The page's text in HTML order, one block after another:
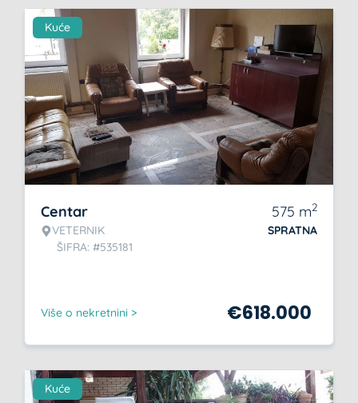
Kuće
Centar
VETERNIK
ŠIFRA: #535181
575 m2
SPRATNA
Više o nekretnini > €618.000
Kuće